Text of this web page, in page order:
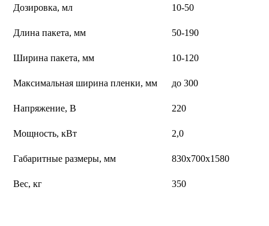
Дозировка, мл 10-50
Длина пакета, мм 50-190
Ширина пакета, мм 10-120
Максимальная ширина пленки, мм до 300
Напряжение, В 220
Мощность, кВт 2,0
Габаритные размеры, мм 830х700х1580
Вес, кг 350